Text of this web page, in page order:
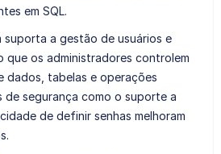
em SQL.
suporta a gestão de usuários e
que os administradores controlem
dados, tabelas e operações
de segurança como o suporte a
de definir senhas melhoram